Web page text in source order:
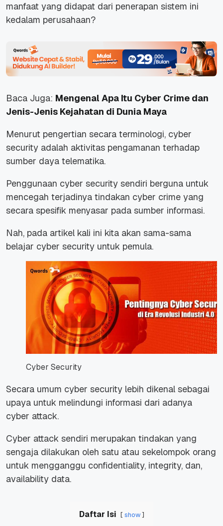
manfaat yang didapat dari penerapan sistem ini
kedalam perusahaan?
Baca Juga: Mengenal Apa Itu Cyber Crime dan
Jenis-Jenis Kejahatan di Dunia Maya
Menurut pengertian secara terminologi, cyber
security adalah aktivitas pengamanan terhadap
sumber daya telematika.
Penggunaan cyber security sendiri berguna untuk
mencegah terjadinya tindakan cyber crime yang
secara spesifik menyasar pada sumber informasi.
Nah, pada artikel kali ini kita akan sama-sama
belajar cyber security untuk pemula.
Cyber Security
Secara umum cyber security lebih dikenal sebagai
upaya untuk melindungi informasi dari adanya
cyber attack.
Cyber attack sendiri merupakan tindakan yang
sengaja dilakukan oleh satu atau sekelompok orang
untuk mengganggu confidentiality, integrity, dan,
availability data.
Daftar Isi show